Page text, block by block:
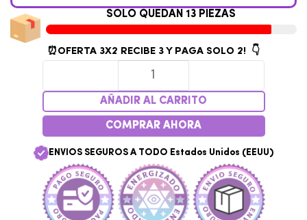
SOLO QUE DAN 13 P EZAS
⏰OFERTA 3X2 RECIBE 3 Y PAGA SOLO 2! 👇
AÑADIR AL CARRITO
COMPRAR AHORA
ENVIOS SEGUROS A TODO Estados Unidos (EEUU)